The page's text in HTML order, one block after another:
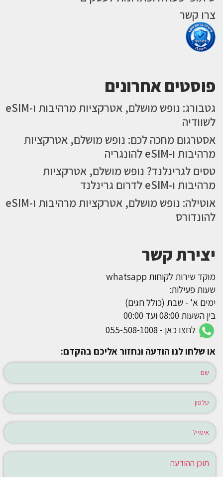
צרו קשר
פוסטים אחרונים
גטבורג: נופש מושלם, אטרקציות מרהיבות ו-eSIM
לשוודיה
אסטרגום מחכה לכם: נופש מושלם, אטרקציות
מרהיבות ו-eSIM להונגריה
טסים לגרינלנד? נופש מושלם, אטרקציות
מרהיבות ו-eSIM לדרום גרינלנד
אוטילה: נופש מושלם, אטרקציות מרהיבות ו-eSIM
להונדורס
יצירת קשר
מוקד שירות לקוחות whatsapp
שעות פעילות:
ימים א' - שבת (כולל חגים)
בין השעות 08:00 ועד 00:00
לחצו כאן - 055-508-1008
או שלחו לנו הודעה ונחזור אליכם בהקדם: